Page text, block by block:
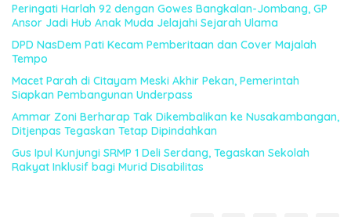
Peringati Harlah 92 dengan Gowes Bangkalan-Jombang, GP
Ansor Jadi Hub Anak Muda Jelajahi Sejarah Ulama
DPD NasDem Pati Kecam Pemberitaan dan Cover Majalah
Tempo
Macet Parah di Citayam Meski Akhir Pekan, Pemerintah
Siapkan Pembangunan Underpass
Ammar Zoni Berharap Tak Dikembalikan ke Nusakambangan,
Ditjenpas Tegaskan Tetap Dipindahkan
Gus Ipul Kunjungi SRMP 1 Deli Serdang, Tegaskan Sekolah
Rakyat Inklusif bagi Murid Disabilitas